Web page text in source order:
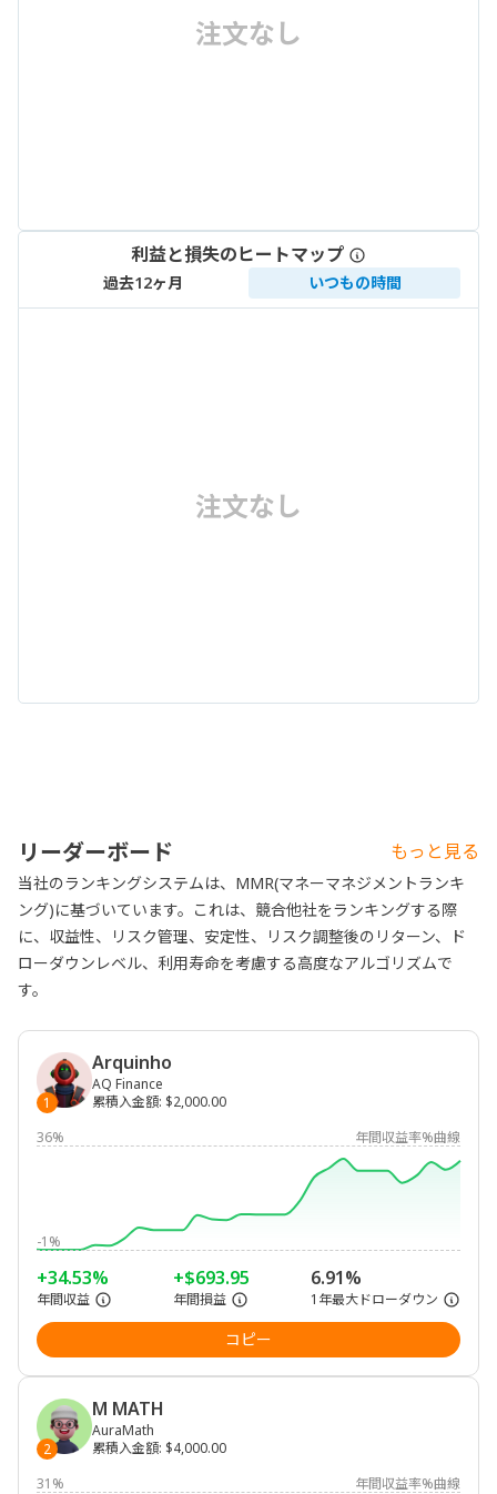
注文なし
利益と損失のヒートマップ
過去12ヶ月 いつもの時間
注文なし
リーダーボード もっと見る
当社のランキングシステムは、MMR(マネーマネジメントランキ
ング)に基づいています。これは、競合他社をランキングする際
に、収益性、リスク管理、安定性、リスク調整後のリターン、ド
ローダウンレベル、利用寿命を考慮する高度なアルゴリズムで
す。
1
Arquinho
AQ Finance
累積入金額: $2,000.00
36%
年間収益率%曲線
-1%
+34.53%
年間収益
+$693.95
年間損益
6.91%
1年最大ドローダウン
コピー
2
M MATH
AuraMath
累積入金額: $4,000.00
31%
年間収益率%曲線